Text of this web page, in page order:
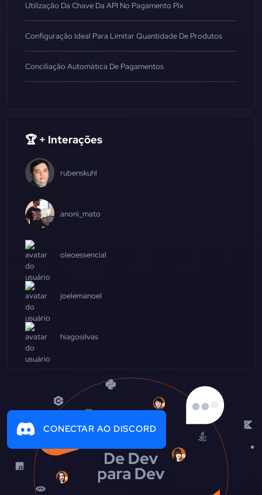
Utilização Da Chave Da API No Pagamento Pix
Configuração Ideal Para Limitar Quantidade De Produtos
Conciliação Automática De Pagamentos
🏆 + Interações
rubenskuhl
anoni_mato
oleoessencial
joelemanoel
hiagosilvas
CONECTAR AO DISCORD